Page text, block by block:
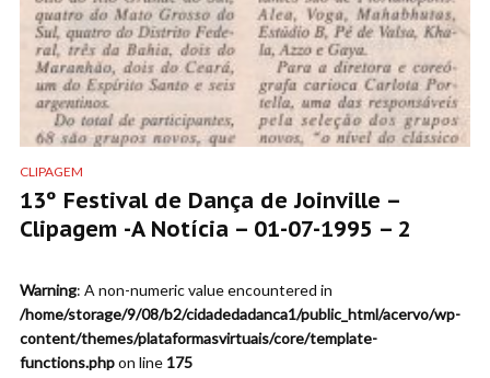
CLIPAGEM
13º Festival de Dança de Joinville –
Clipagem -A Notícia – 01-07-1995 – 2
Warning: A non-numeric value encountered in
/home/storage/9/08/b2/cidadedadanca1/public_html/acervo/wp-
content/themes/plataformasvirtuais/core/template-
functions.phpon line 175